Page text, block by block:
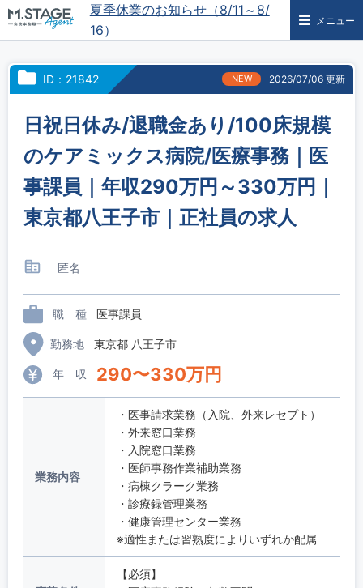
夏季休業のお知らせ（8/11～8/
16）
メニュー
ID：21842 NEW 2026/07/06 更新
日祝日休み/退職金あり/100床規模
のケアミックス病院/医療事務｜医
事課員｜年収290万円～330万円｜
東京都八王子市｜正社員の求人
匿名
職 種 医事課員
勤務地 東京都 八王子市
年 収 290〜330万円
業務内容
・医事請求業務（入院、外来レセプト）
・外来窓口業務
・入院窓口業務
・医師事務作業補助業務
・病棟クラーク業務
・診療録管理業務
・健康管理センター業務
※適性または習熟度によりいずれか配属
【必須】